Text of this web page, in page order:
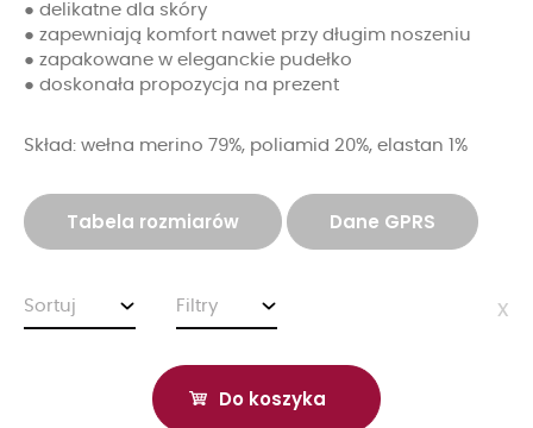
● delikatne dla skóry
● zapewniają komfort nawet przy długim noszeniu
● zapakowane w eleganckie pudełko
● doskonała propozycja na prezent
Skład: wełna merino 79%, poliamid 20%, elastan 1%
Tabela rozmiarów Dane GPRS
Sortuj Filtry x
Do koszyka